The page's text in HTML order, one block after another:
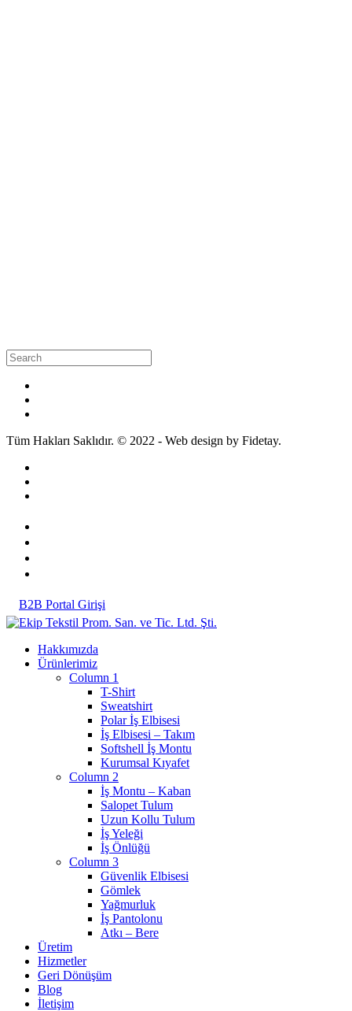
Tüm Hakları Saklıdır. © 2022 - Web design by Fidetay.
B2B Portal Girişi
Hakkımızda
Ürünlerimiz
Column 1
T-Shirt
Sweatshirt
Polar İş Elbisesi
İş Elbisesi – Takım
Softshell İş Montu
Kurumsal Kıyafet
Column 2
İş Montu – Kaban
Salopet Tulum
Uzun Kollu Tulum
İş Yeleği
İş Önlüğü
Column 3
Güvenlik Elbisesi
Gömlek
Yağmurluk
İş Pantolonu
Atkı – Bere
Üretim
Hizmetler
Geri Dönüşüm
Blog
İletişim